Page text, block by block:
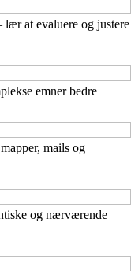
lær at evaluere og justere
emner bedre
mails og
og nærværende